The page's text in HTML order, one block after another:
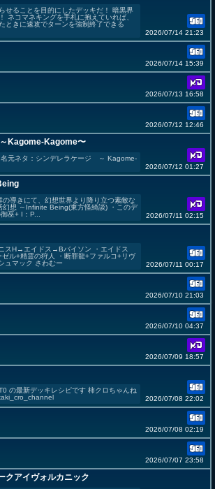
せることを目的にしたデッキだ！ 暗黒界
ネコマネキングを手札に抱えていれば、
ときに速攻でターンを強制終了できる
2026/07/14 21:23
2026/07/14 15:39
2026/07/13 16:58
2026/07/12 12:46
Kagome-Kagome〜
名元ネタ：シンデレラケージ ～ Kagome-
2026/07/12 01:27
の導きにて、幻想世界より降り立つ素敵な
幻想 ～Infinite Being(東方怪綺談) ・このデ
巫+ I：P...
2026/07/11 02:15
スH→エイドス→Bバイソン ・エイドス
ル+精霊の狩人 ・断罪龍+ファルコ+リヴ
ュマック さわむー
2026/07/11 00:17
2026/07/10 21:03
2026/07/10 04:37
2026/07/09 18:57
の最新デッキレシピです 柿クロちゃんね
2026/07/08 22:02
2026/07/08 02:19
2026/07/07 23:58
クアイヴォルカニック